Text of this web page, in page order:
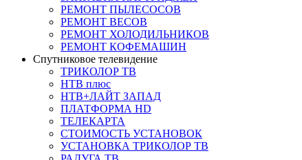
РЕМОНТ ПЫЛЕСОСОВ
РЕМОНТ ВЕСОВ
РЕМОНТ ХОЛОДИЛЬНИКОВ
РЕМОНТ КОФЕМАШИН
Спутниковое телевидение
ТРИКОЛОР ТВ
НТВ плюс
НТВ+ЛАЙТ ЗАПАД
ПЛАТФОРМА HD
ТЕЛЕКАРТА
СТОИМОСТЬ УСТАНОВОК
УСТАНОВКА ТРИКОЛОР ТВ